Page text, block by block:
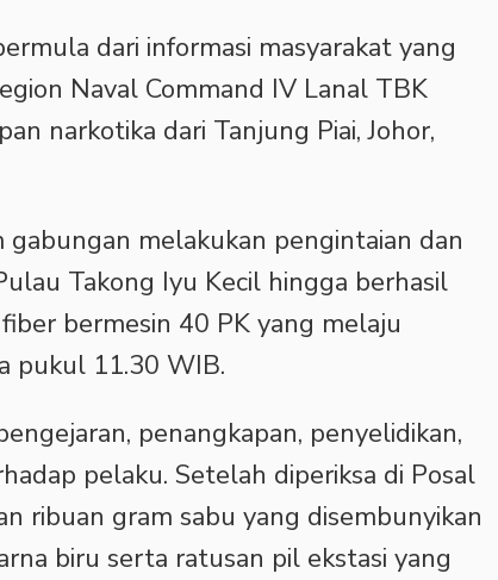
dari informasi masyarakat yang
Naval Command IV Lanal TBK
narkotika dari Tanjung Piai, Johor,
melakukan pengintaian dan
Takong Iyu Kecil hingga berhasil
bermesin 40 PK yang melaju
pukul 11.30 WIB.
penangkapan, penyelidikan,
pelaku. Setelah diperiksa di Posal
ribuan gram sabu yang disembunyikan
biru serta ratusan pil ekstasi yang